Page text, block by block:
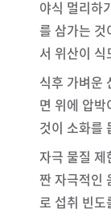
야식 멀리하기
를 삼가는 것
서 위산이 식
식후 가벼운
면 위에 압박
것이 소화를
자극 물질 제
짠 자극적인
로 섭취 빈도